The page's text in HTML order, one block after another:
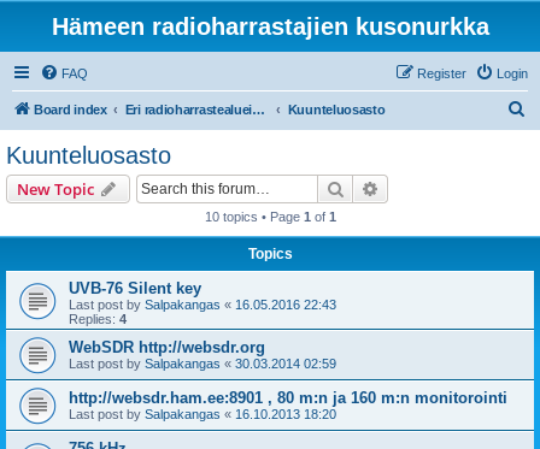
Hämeen radioharrastajien kusonurkka
FAQ Login
Register
Board index Eri radioharrastealueiden mukaiset osastot Kuunteluosasto
Kuunteluosasto
New Topic Search
10 topics • Page 1 of 1
Topics
UVB-76 Silent key
Last post by Salpakangas « 16.05.2016 22:43
Replies: 4
WebSDR http://websdr.org
Last post by Salpakangas « 30.03.2014 02:59
http://websdr.ham.ee:8901 , 80 m:n ja 160 m:n monitorointi
Last post by Salpakangas « 16.10.2013 18:20